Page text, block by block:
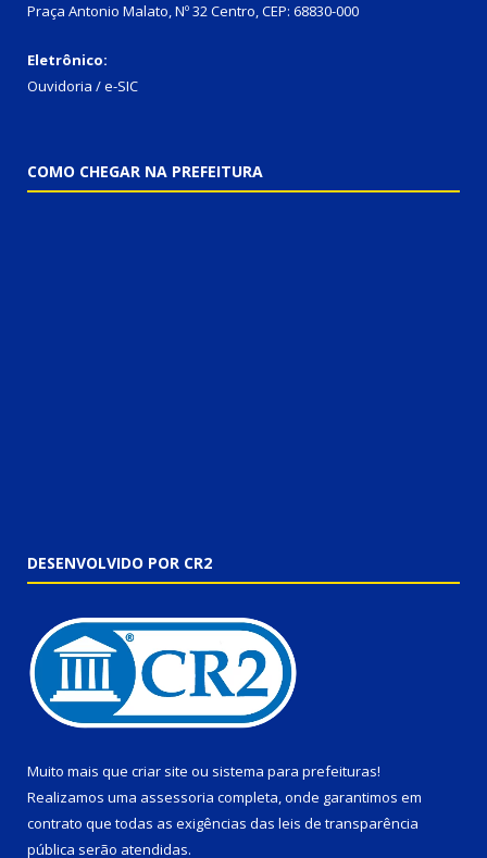
Praça Antonio Malato, Nº 32 Centro, CEP: 68830-000
Eletrônico:
Ouvidoria / e-SIC
COMO CHEGAR NA PREFEITURA
DESENVOLVIDO POR CR2
Muito mais que criar site ou sistema para prefeituras!
Realizamos uma assessoria completa, onde garantimos em
contrato que todas as exigências das leis de transparência
pública serão atendidas.